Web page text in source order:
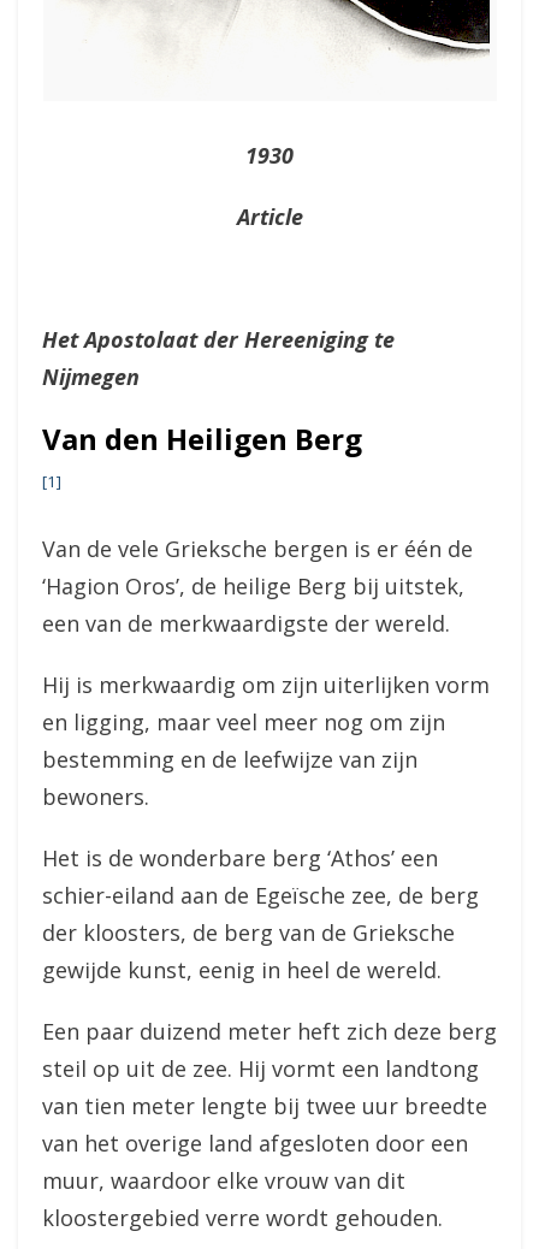
1930
Article
Het Apostolaat der Hereeniging te
Nijmegen
Van den Heiligen Berg
[1]
Van de vele Grieksche bergen is er één de
‘Hagion Oros’, de heilige Berg bij uitstek,
een van de merkwaardigste der wereld.
Hij is merkwaardig om zijn uiterlijken vorm
en ligging, maar veel meer nog om zijn
bestemming en de leefwijze van zijn
bewoners.
Het is de wonderbare berg ‘Athos’ een
schier-eiland aan de Egeïsche zee, de berg
der kloosters, de berg van de Grieksche
gewijde kunst, eenig in heel de wereld.
Een paar duizend meter heft zich deze berg
steil op uit de zee. Hij vormt een landtong
van tien meter lengte bij twee uur breedte
van het overige land afgesloten door een
muur, waardoor elke vrouw van dit
kloostergebied verre wordt gehouden.